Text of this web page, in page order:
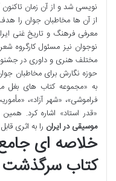
نویسی شد و از آن زمان
از آن ها مخاطبان جوان را هدف
معرفی فرهنگ و تاریخ غنی
نوجوان نیز مسئول کارگروه
مختلف هنری و داوری در
حوزه نگارش برای مخاطبان
به «مجموعه کتاب های بغل
فراموشی»، «شهر آزاد»،
«قدر استاد» اشاره کرد.
موسیقی در ایران را به اثری
خلاصه ای
کتاب سرگذشت